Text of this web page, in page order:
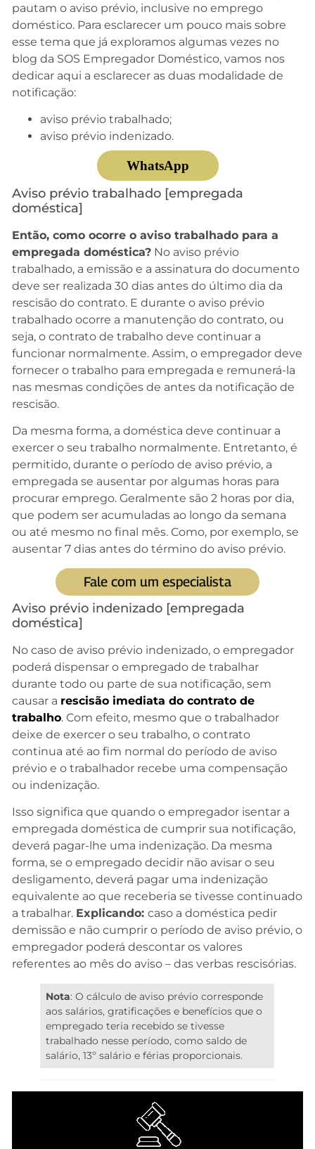
pautam o aviso prévio, inclusive no emprego
doméstico. Para esclarecer um pouco mais sobre
esse tema que já exploramos algumas vezes no
blog da SOS Empregador Doméstico, vamos nos
dedicar aqui a esclarecer as duas modalidade de
notificação:
aviso prévio trabalhado;
aviso prévio indenizado.
WhatsApp
Aviso prévio trabalhado [empregada
doméstica]
Então, como ocorre o aviso trabalhado para a
empregada doméstica? No aviso prévio
trabalhado, a emissão e a assinatura do documento
deve ser realizada 30 dias antes do último dia da
rescisão do contrato. E durante o aviso prévio
trabalhado ocorre a manutenção do contrato, ou
seja, o contrato de trabalho deve continuar a
funcionar normalmente. Assim, o empregador deve
fornecer o trabalho para empregada e remunerá-la
nas mesmas condições de antes da notificação de
rescisão.
Da mesma forma, a doméstica deve continuar a
exercer o seu trabalho normalmente. Entretanto, é
permitido, durante o período de aviso prévio, a
empregada se ausentar por algumas horas para
procurar emprego. Geralmente são 2 horas por dia,
que podem ser acumuladas ao longo da semana
ou até mesmo no final mês. Como, por exemplo, se
ausentar 7 dias antes do término do aviso prévio.
Fale com um especialista
Aviso prévio indenizado [empregada
doméstica]
No caso de aviso prévio indenizado, o empregador
poderá dispensar o empregado de trabalhar
durante todo ou parte de sua notificação, sem
causar a rescisão imediata do contrato de
trabalho. Com efeito, mesmo que o trabalhador
deixe de exercer o seu trabalho, o contrato
continua até ao fim normal do período de aviso
prévio e o trabalhador recebe uma compensação
ou indenização.
Isso significa que quando o empregador isentar a
empregada doméstica de cumprir sua notificação,
deverá pagar-lhe uma indenização. Da mesma
forma, se o empregado decidir não avisar o seu
desligamento, deverá pagar uma indenização
equivalente ao que receberia se tivesse continuado
a trabalhar. Explicando: caso a doméstica pedir
demissão e não cumprir o período de aviso prévio, o
empregador poderá descontar os valores
referentes ao mês do aviso – das verbas rescisórias.
Nota: O cálculo de aviso prévio corresponde
aos salários, gratificações e benefícios que o
empregado teria recebido se tivesse
trabalhado nesse período, como saldo de
salário, 13º salário e férias proporcionais.